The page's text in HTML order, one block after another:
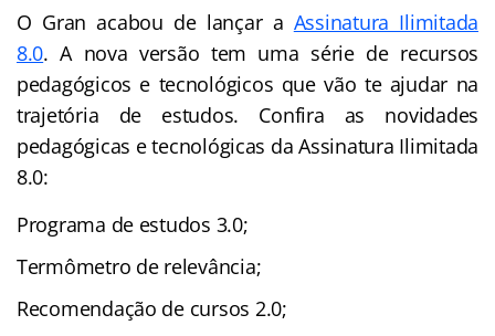
O Gran acabou de lançar a Assinatura Ilimitada
8.0. A nova versão tem uma série de recursos
pedagógicos e tecnológicos que vão te ajudar na
trajetória de estudos. Confira as novidades
pedagógicas e tecnológicas da Assinatura Ilimitada
8.0:
Programa de estudos 3.0;
Termômetro de relevância;
Recomendação de cursos 2.0;